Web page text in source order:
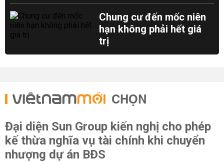
Chung cư đến mốc niên
hạn không phải hết giá
trị
CHỌN
Đại diện Sun Group kiến nghị cho phép
kế thừa nghĩa vụ tài chính khi chuyển
nhượng dự án BĐS